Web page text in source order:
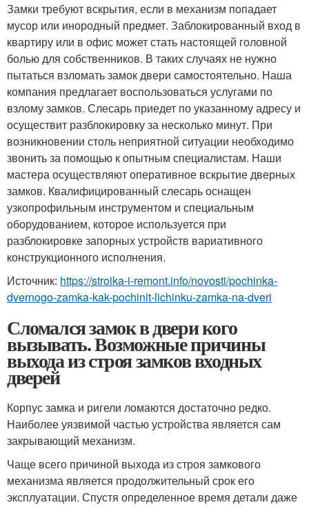
Замки требуют вскрытия, если в механизм попадает
мусор или инородный предмет. Заблокированный вход в
квартиру или в офис может стать настоящей головной
болью для собственников. В таких случаях не нужно
пытаться взломать замок двери самостоятельно. Наша
компания предлагает воспользоваться услугами по
взлому замков. Слесарь приедет по указанному адресу и
осуществит разблокировку за несколько минут. При
возникновении столь неприятной ситуации необходимо
звонить за помощью к опытным специалистам. Наши
мастера осуществляют оперативное вскрытие дверных
замков. Квалифицированный слесарь оснащен
узкопрофильным инструментом и специальным
оборудованием, которое используется при
разблокировке запорных устройств вариативного
конструкционного исполнения.
Источник: https://stroika-i-remont.info/novosti/pochinka-
dvernogo-zamka-kak-pochinit-lichinku-zamka-na-dveri
Сломался замок в двери кого
вызывать. Возможные причины
выхода из строя замков входных
дверей
Корпус замка и ригели ломаются достаточно редко.
Наиболее уязвимой частью устройства является сам
закрывающий механизм.
Чаще всего причиной выхода из строя замкового
механизма является продолжительный срок его
эксплуатации. Спустя определенное время детали даже